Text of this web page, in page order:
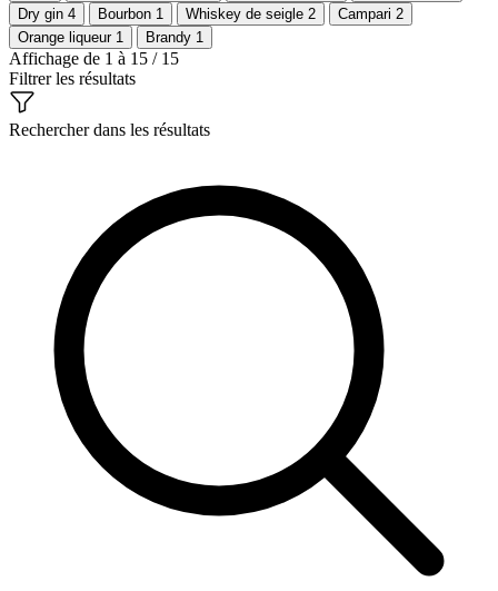
Dry gin 4 Bourbon 1 Whiskey de seigle 2 Campari 2
Orange liqueur 1 Brandy 1
Affichage de 1 à 15 / 15
Filtrer les résultats
Rechercher dans les résultats